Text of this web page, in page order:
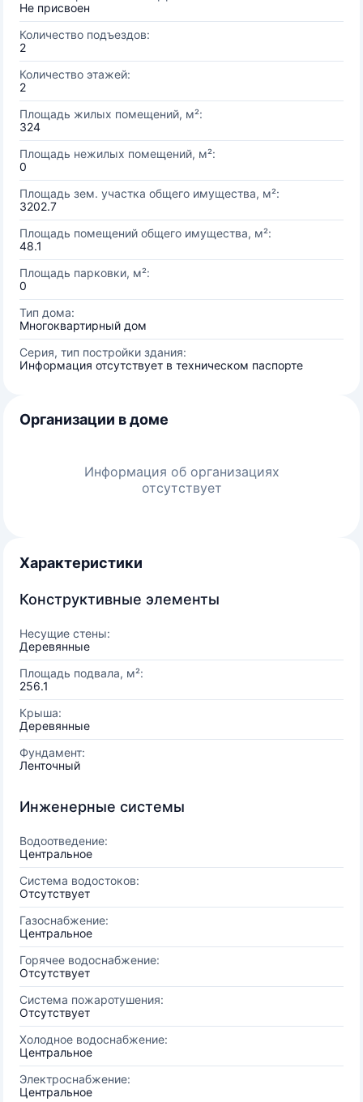
Не присвоен
Количество подъездов:
2
Количество этажей:
2
Площадь жилых помещений, м²:
324
Площадь нежилых помещений, м²:
0
Площадь зем. участка общего имущества, м²:
3202.7
Площадь помещений общего имущества, м²:
48.1
Площадь парковки, м²:
0
Тип дома:
Многоквартирный дом
Серия, тип постройки здания:
Информация отсутствует в техническом паспорте
Организации в доме
Информация об организациях
отсутствует
Характеристики
Конструктивные элементы
Несущие стены:
Деревянные
Площадь подвала, м²:
256.1
Крыша:
Деревянные
Фундамент:
Ленточный
Инженерные системы
Водоотведение:
Центральное
Система водостоков:
Отсутствует
Газоснабжение:
Центральное
Горячее водоснабжение:
Отсутствует
Система пожаротушения:
Отсутствует
Холодное водоснабжение:
Центральное
Электроснабжение:
Центральное